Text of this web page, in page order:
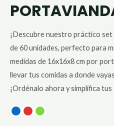
¡Descubre nuestro práctico
de 60 unidades, perfecto para
medidas de 16x16x8 cm por
llevar tus comidas a donde
¡Ordénalo ahora y simplifica